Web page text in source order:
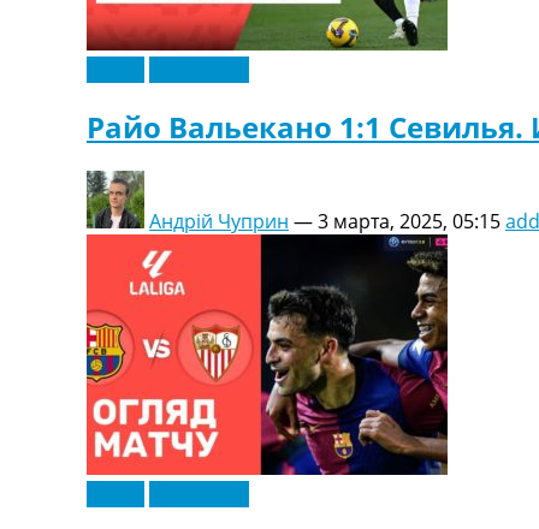
Райо Вальекано 1:1
Андрій Чуприн —3 марта, 2025, 05:15